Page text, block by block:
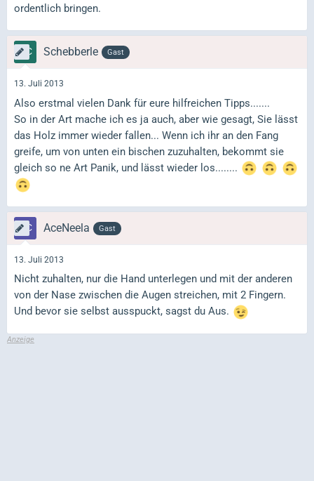
ordentlich bringen.
Schebberle Gast
13. Juli 2013
Also erstmal vielen Dank für eure hilfreichen Tipps.......
So in der Art mache ich es ja auch, aber wie gesagt, Sie lässt
das Holz immer wieder fallen... Wenn ich ihr an den Fang
greife, um von unten ein bischen zuzuhalten, bekommt sie
gleich so ne Art Panik, und lässt wieder los........
AceNeela Gast
13. Juli 2013
Nicht zuhalten, nur die Hand unterlegen und mit der anderen
von der Nase zwischen die Augen streichen, mit 2 Fingern.
Und bevor sie selbst ausspuckt, sagst du Aus.